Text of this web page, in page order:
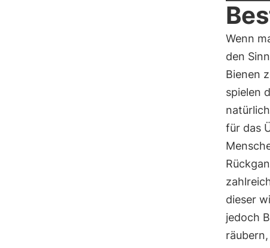
Wenn
den
Bienen
spielen
für das
dieser
jedoch